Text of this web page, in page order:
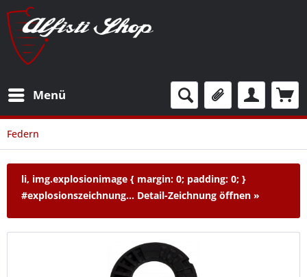
Menü
Federn
li, img.explosionimage { margin: 0; padding: 0; }
#explosionszeichnung... Detail-Zeichnung öffnen »